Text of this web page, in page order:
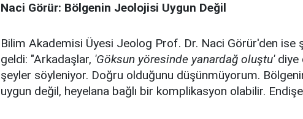
Naci Görür: Bölgenin Jeolojisi Uygun Değil
Bilim Akademisi Üyesi Jeolog Prof. Dr. Naci Görür'den ise
geldi: "Arkadaşlar, 'Göksun yöresinde yanardağ oluştu'diye
şeyler söyleniyor. Doğru olduğunu düşünmüyorum.
uygun değil, heyelana bağlı bir komplikasyon olabilir.